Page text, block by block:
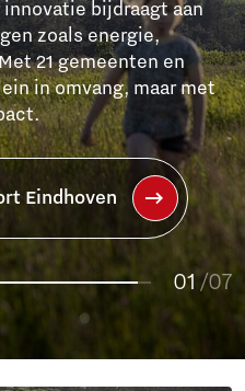
Samen werken ze aan
woningen, technisch
en sociale cohesie.
en een goede balans
01
02
03
04
/07